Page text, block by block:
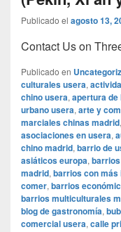
Publicado el agosto 13,
Contact Us on
Publicado en
culturales usera,
chino usera, apertura
urbano usera, arte y
marciales chinas madrid,
asociaciones en usera,
chino madrid, barrio de
asiáticos europa,
madrid, barrios con
comer, barrios
barrios multiculturales
blog de gastronomía,
comercial usera, calle